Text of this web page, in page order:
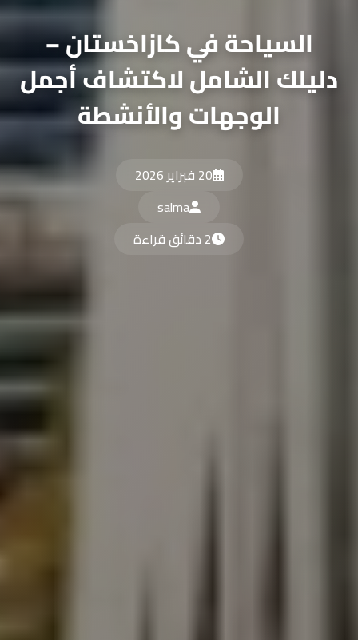
السياحة في كازاخستان –
دليلك الشامل لاكتشاف أجمل
الوجهات والأنشطة
20 فبراير 2026
salma
2 دقائق قراءة